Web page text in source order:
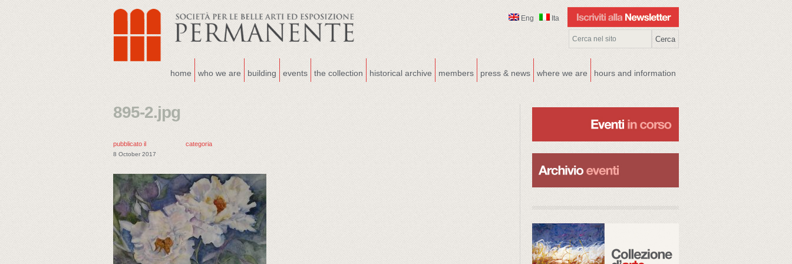
Eng Ita
home who we are building events the collection historical archive members press & news where we are hours and information
895-2.jpg
pubblicato il
8 October 2017
categoria